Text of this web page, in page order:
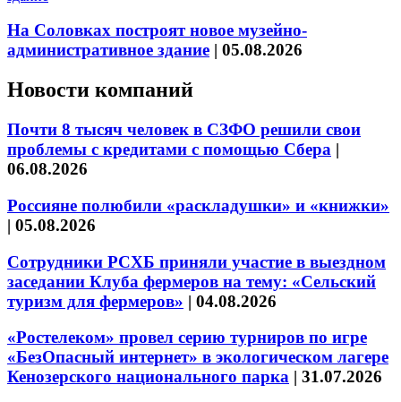
На Соловках построят новое музейно-
административное здание | 05.08.2026
Новости компаний
Почти 8 тысяч человек в СЗФО решили свои
проблемы с кредитами с помощью Сбера |
06.08.2026
Россияне полюбили «раскладушки» и «книжки»
| 05.08.2026
Сотрудники РСХБ приняли участие в выездном
заседании Клуба фермеров на тему: «Сельский
туризм для фермеров» | 04.08.2026
«Ростелеком» провел серию турниров по игре
«БезОпасный интернет» в экологическом лагере
Кенозерского национального парка | 31.07.2026